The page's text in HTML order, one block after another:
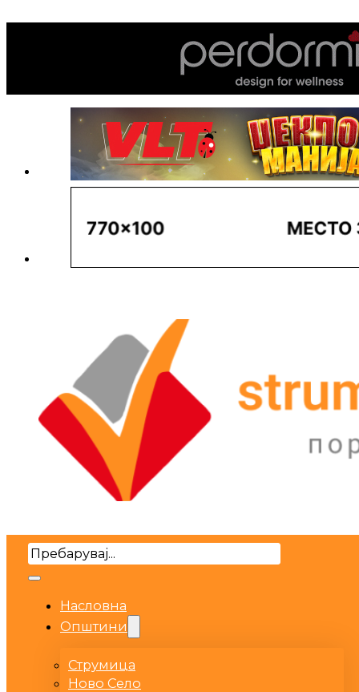
Search
Насловна
Општини
Струмица
Ново Село